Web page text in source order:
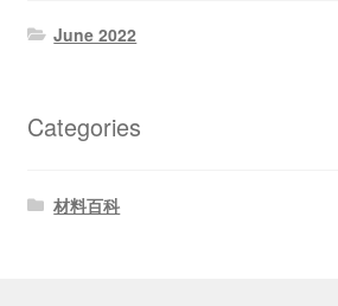
June 2022
Categories
材料百科